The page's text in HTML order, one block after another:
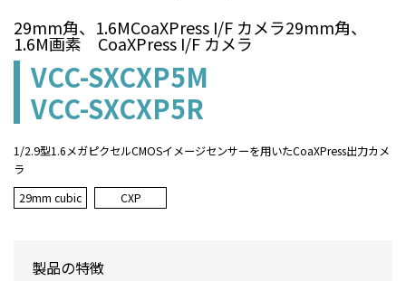
29mm角、1.6MCoaXPress I/F カメラ29mm角、
1.6M画素 CoaXPress I/F カメラ
VCC-SXCXP5M
VCC-SXCXP5R
1/2.9型1.6メガピクセルCMOSイメージセンサーを用いたCoaXPress出力カメ
ラ
29mm cubic
CXP
製品の特徴